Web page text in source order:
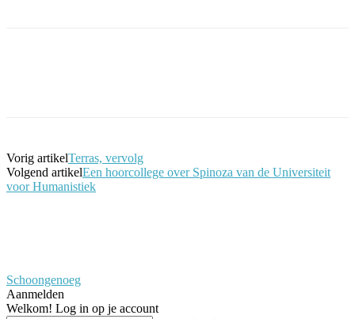
Vorig artikelTerras, vervolg
Volgend artikelEen hoorcollege over Spinoza van de Universiteit
voor Humanistiek
Schoongenoeg
Aanmelden
Welkom! Log in op je account